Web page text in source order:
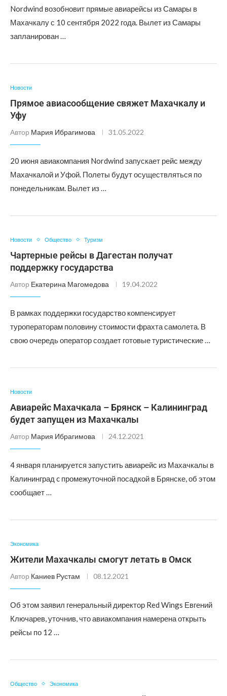
Nordwind возобновит прямые авиарейсы из Самары в
Махачкалу с 10 сентября 2022 года. Вылет из Самары
запланирован …
Новости
Прямое авиасообщение свяжет Махачкалу и
Уфу
Автор Мария Ибрагимова 31.05.2022
20 июня авиакомпания Nordwind запускает рейс между
Махачкалой и Уфой. Полеты будут осуществляться по
понедельникам. Вылет из …
Новости Общество Туризм
Чартерные рейсы в Дагестан получат
поддержку государства
Автор Екатерина Магомедова 19.04.2022
В рамках поддержки государство компенсирует
туроператорам половину стоимости фрахта самолета. В
свою очередь оператор создает готовые туристические …
Новости
Авиарейс Махачкала – Брянск – Калининград
будет запущен из Махачкалы
Автор Мария Ибрагимова 24.12.2021
4 января планируется запустить авиарейс из Махачкалы в
Калининград c промежуточной посадкой в Брянске, об этом
сообщает …
Экономика
Жители Махачкалы смогут летать в Омск
Автор Каниев Рустам 08.12.2021
Об этом заявил генеральный директор Red Wings Евгений
Ключарев, уточнив, что авиакомпания намерена открыть
рейсы по 12 …
Общество Экономика